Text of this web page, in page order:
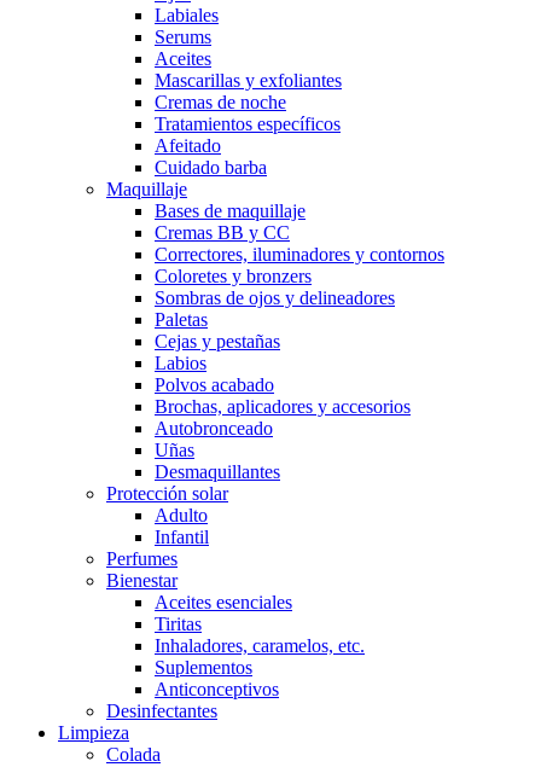
Labiales
Serums
Aceites
Mascarillas y exfoliantes
Cremas de noche
Tratamientos específicos
Afeitado
Cuidado barba
Maquillaje
Bases de maquillaje
Cremas BB y CC
Correctores, iluminadores y contornos
Coloretes y bronzers
Sombras de ojos y delineadores
Paletas
Cejas y pestañas
Labios
Polvos acabado
Brochas, aplicadores y accesorios
Autobronceado
Uñas
Desmaquillantes
Protección solar
Adulto
Infantil
Perfumes
Bienestar
Aceites esenciales
Tiritas
Inhaladores, caramelos, etc.
Suplementos
Anticonceptivos
Desinfectantes
Limpieza
Colada